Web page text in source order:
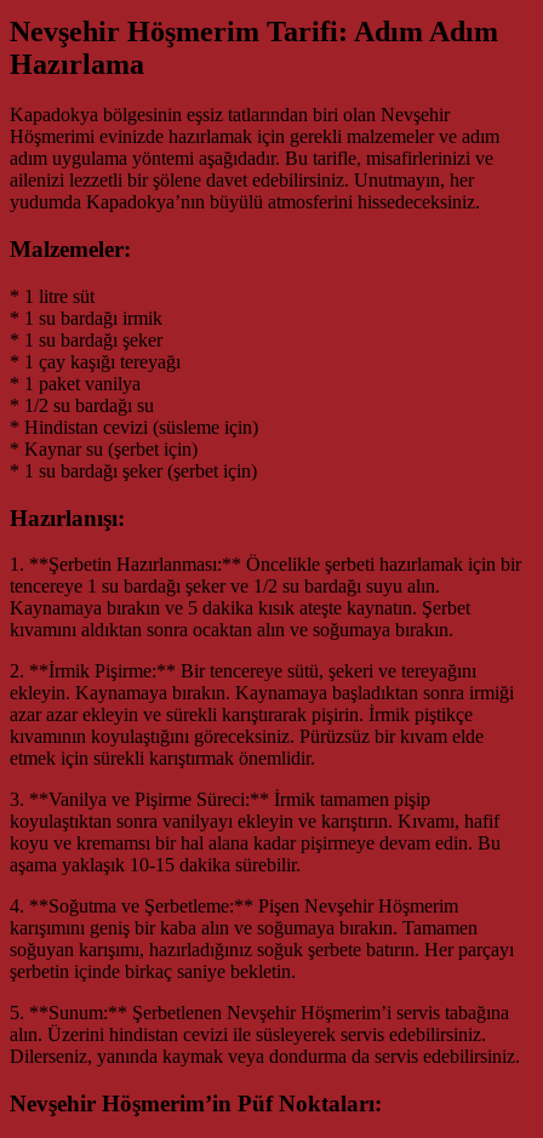
Nevşehir Höşmerim Tarifi: Adım Adım
Hazırlama
Kapadokya bölgesinin eşsiz tatlarından biri olan Nevşehir
Höşmerimi evinizde hazırlamak için gerekli malzemeler ve adım
adım uygulama yöntemi aşağıdadır. Bu tarifle, misafirlerinizi ve
ailenizi lezzetli bir şölene davet edebilirsiniz. Unutmayın, her
yudumda Kapadokya’nın büyülü atmosferini hissedeceksiniz.
Malzemeler:
* 1 litre süt
* 1 su bardağı irmik
* 1 su bardağı şeker
* 1 çay kaşığı tereyağı
* 1 paket vanilya
* 1/2 su bardağı su
* Hindistan cevizi (süsleme için)
* Kaynar su (şerbet için)
* 1 su bardağı şeker (şerbet için)
Hazırlanışı:
1. **Şerbetin Hazırlanması:** Öncelikle şerbeti hazırlamak için bir
tencereye 1 su bardağı şeker ve 1/2 su bardağı suyu alın.
Kaynamaya bırakın ve 5 dakika kısık ateşte kaynatın. Şerbet
kıvamını aldıktan sonra ocaktan alın ve soğumaya bırakın.
2. **İrmik Pişirme:** Bir tencereye sütü, şekeri ve tereyağını
ekleyin. Kaynamaya bırakın. Kaynamaya başladıktan sonra irmiği
azar azar ekleyin ve sürekli karıştırarak pişirin. İrmik piştikçe
kıvamının koyulaştığını göreceksiniz. Pürüzsüz bir kıvam elde
etmek için sürekli karıştırmak önemlidir.
3. **Vanilya ve Pişirme Süreci:** İrmik tamamen pişip
koyulaştıktan sonra vanilyayı ekleyin ve karıştırın. Kıvamı, hafif
koyu ve kremamsı bir hal alana kadar pişirmeye devam edin. Bu
aşama yaklaşık 10-15 dakika sürebilir.
4. **Soğutma ve Şerbetleme:** Pişen Nevşehir Höşmerim
karışımını geniş bir kaba alın ve soğumaya bırakın. Tamamen
soğuyan karışımı, hazırladığınız soğuk şerbete batırın. Her parçayı
şerbetin içinde birkaç saniye bekletin.
5. **Sunum:** Şerbetlenen Nevşehir Höşmerim’i servis tabağına
alın. Üzerini hindistan cevizi ile süsleyerek servis edebilirsiniz.
Dilerseniz, yanında kaymak veya dondurma da servis edebilirsiniz.
Nevşehir Höşmerim’in Püf Noktaları: